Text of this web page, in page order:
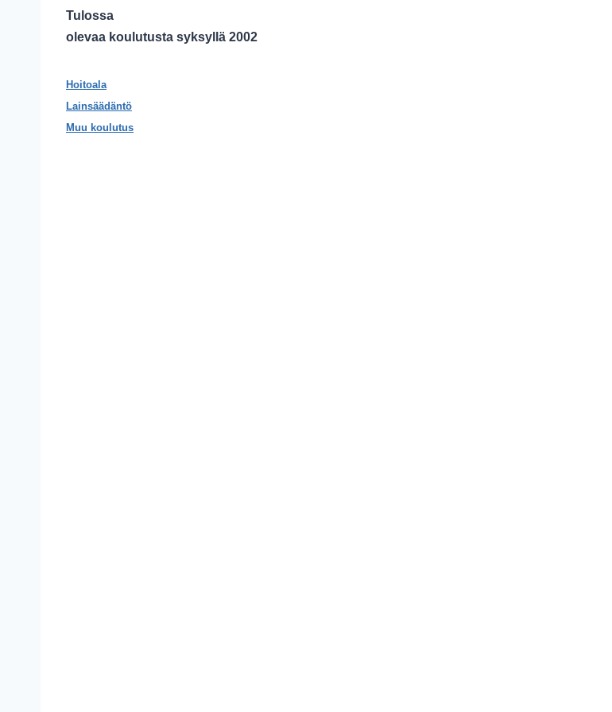
Tulossa
olevaa koulutusta syksyllä 2002
Hoitoala
Lainsäädäntö
Muu koulutus